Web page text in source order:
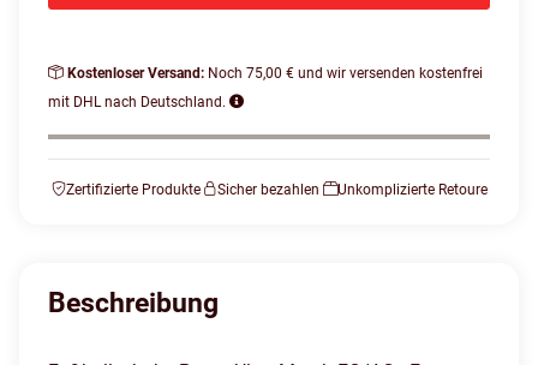
Kostenloser Versand: Noch 75,00 € und wir versenden kostenfrei
mit DHL nach Deutschland.
Zertifizierte Produkte Sicher bezahlen Unkomplizierte Retoure
Beschreibung